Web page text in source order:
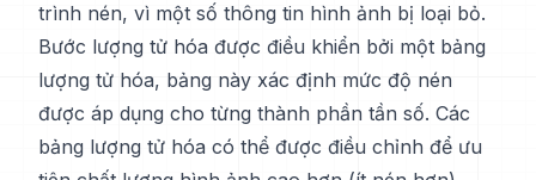
trình nén, vì một số thông tin hình ảnh bị loại bỏ.
Bước lượng tử hóa được điều khiển bởi một bảng
lượng tử hóa, bảng này xác định mức độ nén
được áp dụng cho từng thành phần tần số. Các
bảng lượng tử hóa có thể được điều chỉnh để ưu